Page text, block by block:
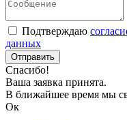
Подтверждаю
данных
Спасибо!
Ваша заявка принята.
В ближайшее время мы
Ок